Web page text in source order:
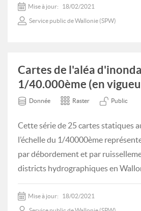
Mise à jour: 18/02/2021
Service public de Wallonie (SPW)
Cartes de l'aléa
1/40.000ème (en
Donnée Raster Public
Cette série de 25 cartes statiques
l’échelle du 1/40000ème
par débordement et par
districts hydrographiques en
Mise à jour: 18/02/2021